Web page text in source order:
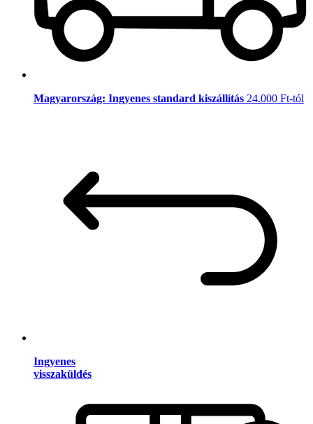
Magyarország: Ingyenes standard kiszállítás 24.000 Ft-tól
Ingyenes
visszaküldés